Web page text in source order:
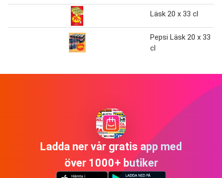
Läsk 20 x 33 cl
Pepsi Läsk 20 x 33
cl
Ladda ner vår gratis app med
över 1000+ butiker